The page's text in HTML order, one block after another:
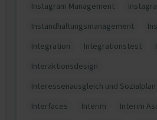
Instagram Management
Instandhaltungsmanagement
Integration
Integrationstest
Interaktionsdesign
Interessenausgleich und Sozialplan
Interfaces
Interim
Interim